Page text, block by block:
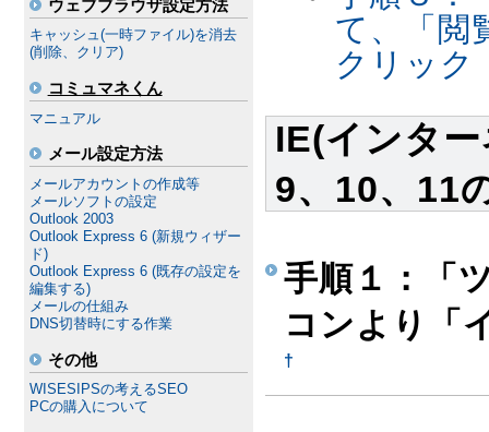
ウェブブラウザ設定方法
キャッシュ(一時ファイル)を消去
(削除、クリア)
コミュマネくん
マニュアル
メール設定方法
メールアカウントの作成等
メールソフトの設定
Outlook 2003
Outlook Express 6 (新規ウィザー
ド)
Outlook Express 6 (既存の設定を
編集する)
メールの仕組み
DNS切替時にする作業
その他
WISESIPSの考えるSEO
PCの購入について
て、「閲
クリック
IE(インタ
9、10、11
手順１：「
コンより「
†